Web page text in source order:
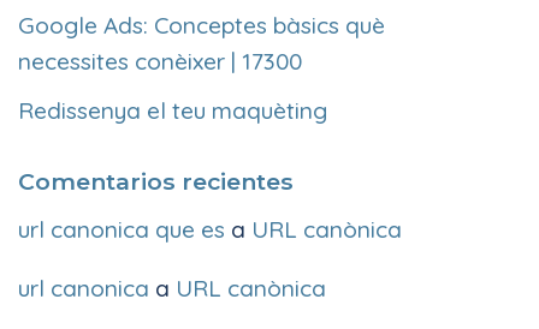
Google Ads: Conceptes bàsics què
necessites conèixer | 17300
Redissenya el teu maquèting
Comentarios recientes
url canonica que es a URL canònica
url canonica a URL canònica